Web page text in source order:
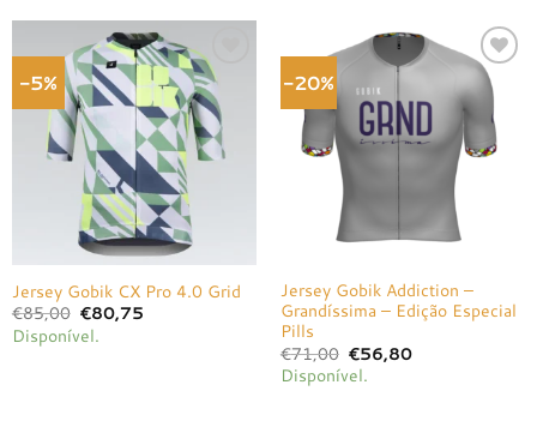
-5%
Adicionar
à lista de
desejos
Jersey Gobik CX Pro 4.0 Grid
€85,00 O
preço
original
€80,75O
Disponível.
-20%
Adicionar
à lista de
desejos
Jersey Gobik Addiction –
Grandíssima – Edição Especial
Pills
€71,00 O
preço
original
€56,80O
Disponível.